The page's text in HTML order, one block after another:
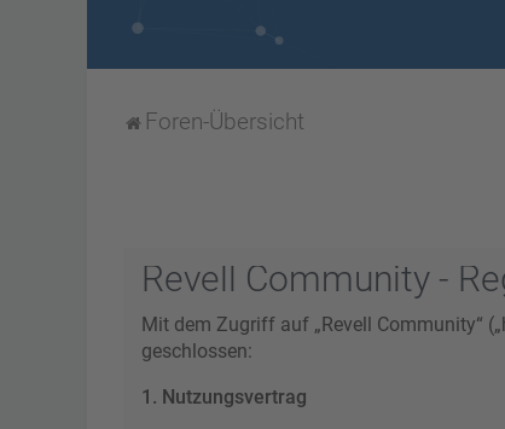
Foren-Übersicht
Revell Community -
Mit dem Zugriff auf „Revell Community“
geschlossen:
1. Nutzungsvertrag